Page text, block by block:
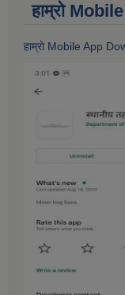
हाम्राे
हाम्राे Mobile App